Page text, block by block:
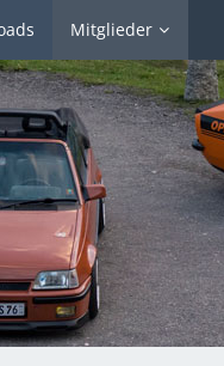
Mitglieder